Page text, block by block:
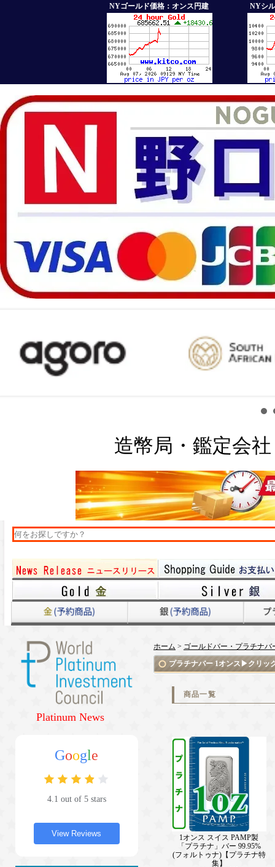
NYゴールド価格：オンス円建 NYシ
造幣局・鑑定会
Platinum News
Google
4.1 out of 5 stars
View Reviews
ホーム > ゴールドバー・プラチナバ
プラチナバー 1オンス▶クリッ
プラチナバー 1オンス▶
1オンス スイス PAMP製
「プラチナ」バー 99.95%
(フォルトゥナ)【プラチナ特
集】